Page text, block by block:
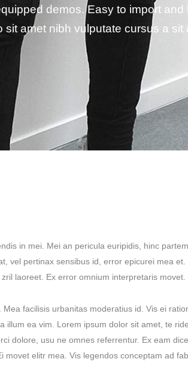
demos. Easy to import
sit amet nibh vulputate cursus a sit
in mei. Mei an pericula euripidis, hinc
vel pertinax sensibus id, error epicurei mea et.
laoreet. Ex error omnium interpretaris movet.
facilisis urbanitas moderatius id. Vis ei
illum ea vim. Lorem ipsum dolor sit amet, te
dolore, usu ne omnes referrentur. Ex eam
elitr mea. Vis legendos conceptam ad